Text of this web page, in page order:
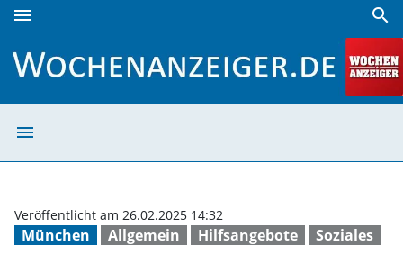
menu search
menu
München Allgemein Hilfsangebote Soziales
Veröffentlicht am 26.02.2025 14:32